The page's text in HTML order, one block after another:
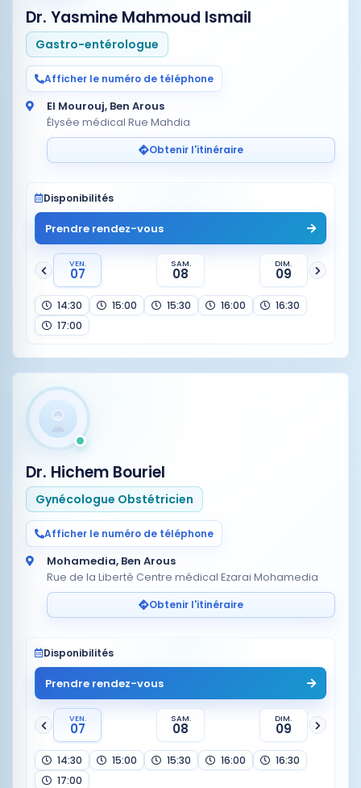
Dr. Yasmine Mahmoud Ismail
Gastro-entérologue
Afficher le numéro de téléphone
El Mourouj, Ben Arous
Élysée médical Rue Mahdia
Obtenir l'itinéraire
Disponibilités
Prendre rendez-vous
VEN.
07
SAM.
08
DIM.
09
14:30 15:00 15:30 16:00
16:30
17:00
Dr. Hichem Bouriel
Gynécologue Obstétricien
Afficher le numéro de téléphone
Mohamedia, Ben Arous
Rue de la Liberté Centre médical Ezarai Mohamedia
Obtenir l'itinéraire
Disponibilités
Prendre rendez-vous
VEN.
07
SAM.
08
DIM.
09
14:30 15:00 15:30 16:00
16:30
17:00